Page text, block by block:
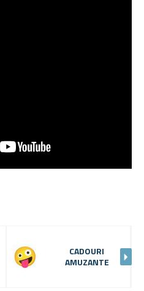
CADOURI
AMUZANTE